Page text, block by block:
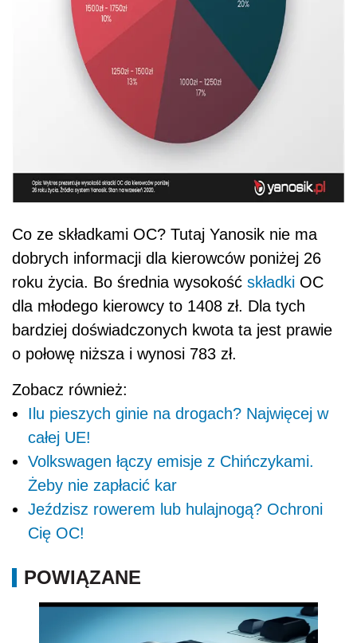
Co ze składkami OC? Tutaj Yanosik nie ma
dobrych informacji dla kierowców poniżej 26
roku życia. Bo średnia wysokość składki OC
dla młodego kierowcy to 1408 zł. Dla tych
bardziej doświadczonych kwota ta jest prawie
o połowę niższa i wynosi 783 zł.
Zobacz również:
Ilu pieszych ginie na drogach? Najwięcej w
całej UE!
Volkswagen łączy emisje z Chińczykami.
Żeby nie zapłacić kar
Jeździsz rowerem lub hulajnogą? Ochroni
Cię OC!
POWIĄZANE